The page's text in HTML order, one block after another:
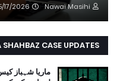
Nawai Masihi
2026 10:42:00 AM
SHAHBAZ CASE UPDATES
ماریا شہباز